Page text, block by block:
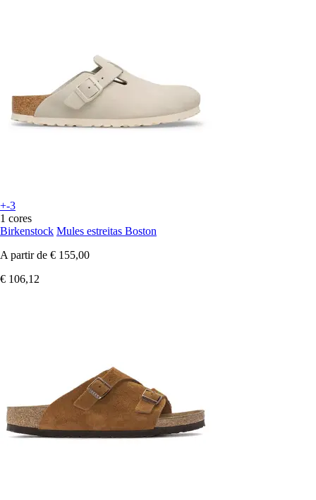
+-3
1 cores
Birkenstock Mules estreitas Boston
A partir de € 155,00
€ 106,12